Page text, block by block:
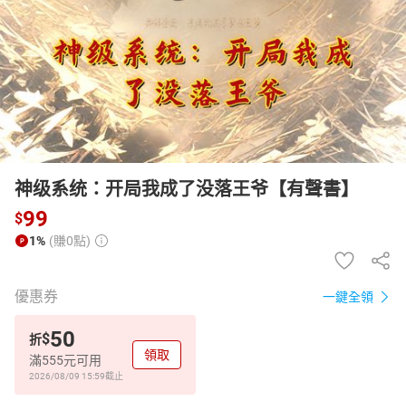
日本購物 電子/紙本書
HOT
神级系统：开局我成了没落王爷【有聲書】
$99
1% (賺0點)
優惠券 一鍵全領
折$50
滿555元可用
2026/08/09 15:59截止
領取